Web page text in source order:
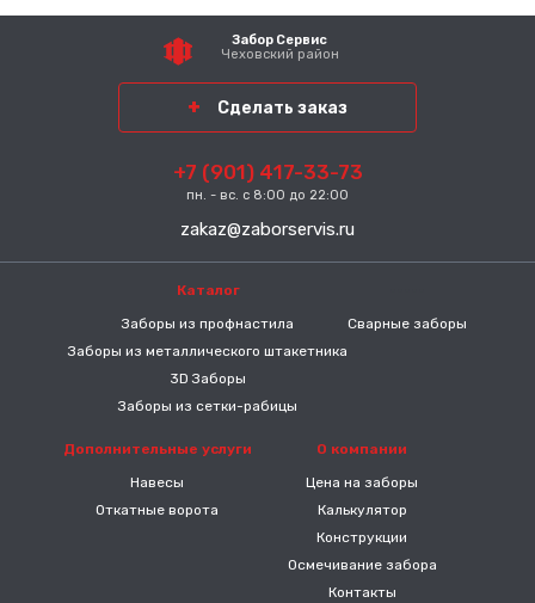
Забор Сервис
Чеховский район
Сделать заказ
+7 (901) 417-33-73
пн. - вс. с 8:00 до 22:00
zakaz@zaborservis.ru
Каталог
Заборы из профнастила
Заборы из металлического штакетника
3D Заборы
Заборы из сетки-рабицы
Сварные заборы
Дополнительные услуги
Навесы
Откатные ворота
О компании
Цена на заборы
Калькулятор
Конструкции
Осмечивание забора
Контакты